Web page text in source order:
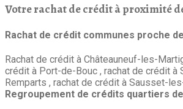
Votre rachat de crédit à proximité
Rachat de crédit communes proche
Rachat de crédit à Châteauneuf-les-
crédit à Port-de-Bouc , rachat de crédit à
Remparts , rachat de crédit à Sausset-
Regroupement de crédits quartiers